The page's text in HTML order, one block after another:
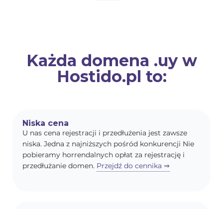
Każda domena .uy w
Hostido.pl to:
Niska cena
U nas cena rejestracji i przedłużenia jest zawsze
niska. Jedna z najniższych pośród konkurencji Nie
pobieramy horrendalnych opłat za rejestrację i
przedłużanie domen. Przejdź do cennika ⇒